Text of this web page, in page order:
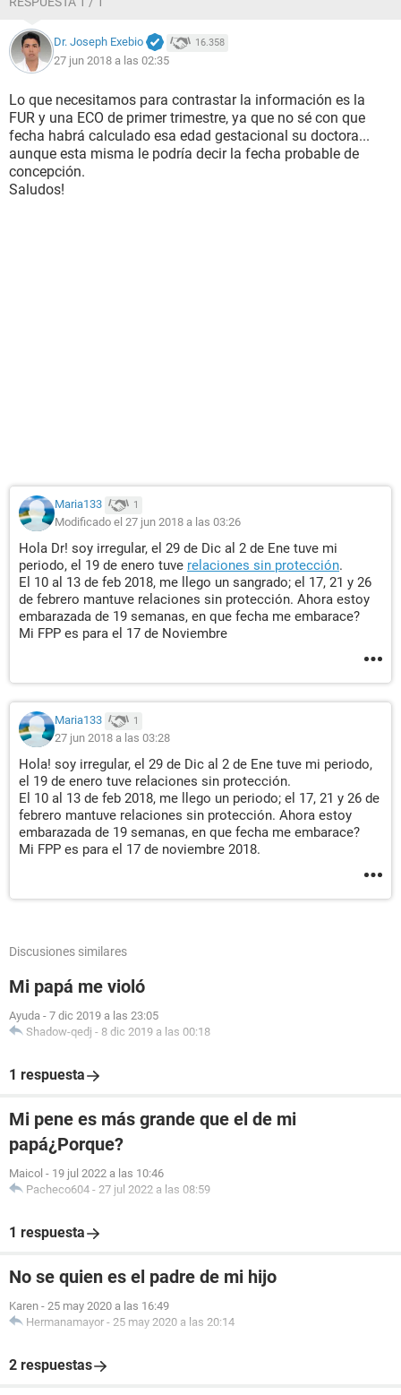
Dr. Joseph Exebio 16.358
27 jun 2018 a las 02:35
Lo que necesitamos para contrastar la información es la
FUR y una ECO de primer trimestre, ya que no sé con que
fecha habrá calculado esa edad gestacional su doctora...
aunque esta misma le podría decir la fecha probable de
concepción.
Saludos!
Maria133 1
Modificado el 27 jun 2018 a las 03:26
Hola Dr! soy irregular, el 29 de Dic al 2 de Ene tuve mi
periodo, el 19 de enero tuve relaciones sin protección.
El 10 al 13 de feb 2018, me llego un sangrado; el 17, 21 y 26
de febrero mantuve relaciones sin protección. Ahora estoy
embarazada de 19 semanas, en que fecha me embarace?
Mi FPP es para el 17 de Noviembre
Maria133 1
27 jun 2018 a las 03:28
Hola! soy irregular, el 29 de Dic al 2 de Ene tuve mi periodo,
el 19 de enero tuve relaciones sin protección.
El 10 al 13 de feb 2018, me llego un periodo; el 17, 21 y 26 de
febrero mantuve relaciones sin protección. Ahora estoy
embarazada de 19 semanas, en que fecha me embarace?
Mi FPP es para el 17 de noviembre 2018.
Discusiones similares
Mi papá me violó
Ayuda - 7 dic 2019 a las 23:05
Shadow-qedj - 8 dic 2019 a las 00:18
1 respuesta
Mi pene es más grande que el de mi
papá¿Porque?
Maicol - 19 jul 2022 a las 10:46
Pacheco604 - 27 jul 2022 a las 08:59
1 respuesta
No se quien es el padre de mi hijo
Karen - 25 may 2020 a las 16:49
Hermanamayor - 25 may 2020 a las 20:14
2 respuestas